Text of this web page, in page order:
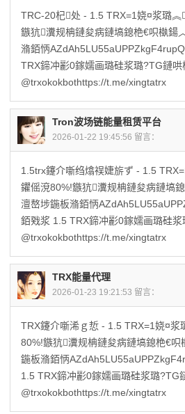
TRC-20杞处 - 1.5 TRX=1娆¤浆璐
鏃犺瀵规柟鏈夋病鏈塙鎴栬€呮槸鍚
潃銆怲
TRX鍗冲彲0鎵嬬画璐硅浆璐?TG鏈哄
@trxokokbothttps://t.me/xingtatrx
Tron波场链能量租赁平台
2026-01-22 19:45:56 留言：
1.5trx鑳介噺绉熻祦婕旂ず - 1.5
鑺傜渷80%!鏃犺瀵规柟鏈夋病鏈塙
澶嶅埗鍦板潃銆怲
銆戣浆 1.5 TRX鍗冲彲0鎵嬬画璐硅
@trxokokbothttps://t.me/xingtatrx
TRX能量代理
2026-01-23 19:21:53 留言：
TRX鑳介噺浠ｇ悊 - 1.5 TRX=1娆¤浆
80%!鏃犺瀵规柟鏈夋病鏈塙鎴栬€呮
鍦板潃銆怲
1.5 TRX鍗冲彲0鎵嬬画璐硅浆璐?TG
@trxokokbothttps://t.me/xingtatrx